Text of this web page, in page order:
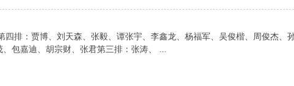
排：贾博、刘天森、张毅、谭张宇、李鑫龙、杨福军、吴俊楷、周俊杰、
包嘉迪、胡宗财、张君第三排：张涛、 ...